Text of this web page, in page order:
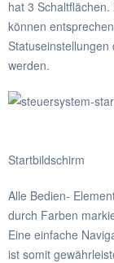
hat 3
können
werden.
Startbildschirm
Alle Bedien-
durch Farben
Eine einfache
ist somit